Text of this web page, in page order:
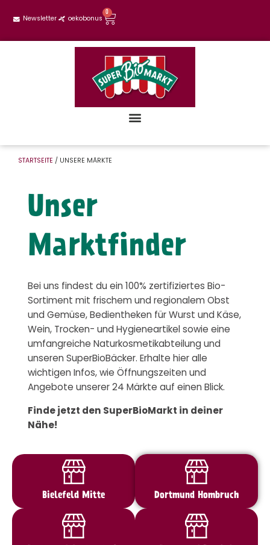
Newsletter oekobonus
0
STARTSEITE / UNSERE MÄRKTE
Unser
Marktfinder
Bei uns findest du ein 100% zertifiziertes Bio-
Sortiment mit frischem und regionalem Obst
und Gemüse, Bedientheken für Wurst und Käse,
Wein, Trocken- und Hygieneartikel sowie eine
umfangreiche Naturkosmetikabteilung und
unseren SuperBioBäcker. Erhalte hier alle
wichtigen Infos, wie Öffnungszeiten und
Angebote unserer 24 Märkte auf einen Blick.
Finde jetzt den SuperBioMarkt in deiner
Nähe!
Bielefeld Mitte Dortmund Hombruch